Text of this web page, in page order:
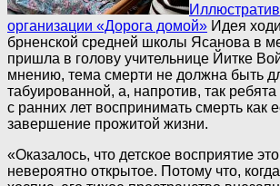
организации «Дорога домой» Идея
брненской средней школы Ясанова в
пришла в голову учительнице Йитке
мнению, тема смерти не должна быть
табуированной, а, напротив, так ребята
с ранних лет воспринимать смерть как
завершение прожитой жизни.
«Оказалось, что детское восприятие
невероятно открытое. Потому что,